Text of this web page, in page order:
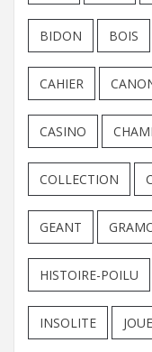
BIDON BOIS
CAHIER
CASINO
COLLECTION
GEANT
HISTOIRE-POILU
INSOLITE